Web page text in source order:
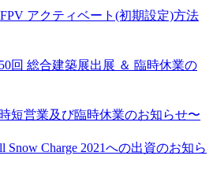
アクティベート(初期設定)方法
回 総合建築展出展 ＆ 臨時休業の
短営業及び臨時休業のお知らせ〜
Snow Charge 2021への出資のお知ら